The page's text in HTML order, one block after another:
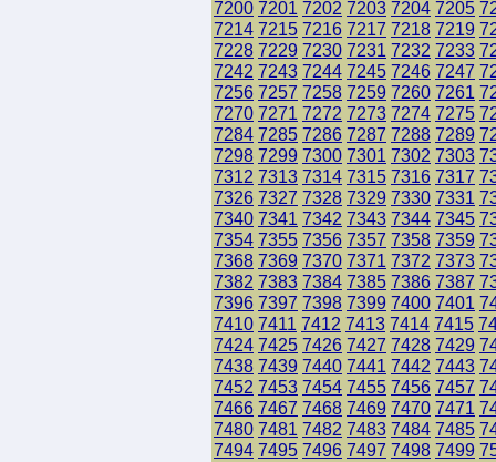
7200 7201 7202 7203 7204 7205
7214 7215 7216 7217 7218 7219
7228 7229 7230 7231 7232 7233
7242 7243 7244 7245 7246 7247
7256 7257 7258 7259 7260 7261
7270 7271 7272 7273 7274 7275
7284 7285 7286 7287 7288 7289
7298 7299 7300 7301 7302 7303
7312 7313 7314 7315 7316 7317
7326 7327 7328 7329 7330 7331
7340 7341 7342 7343 7344 7345
7354 7355 7356 7357 7358 7359
7368 7369 7370 7371 7372 7373
7382 7383 7384 7385 7386 7387
7396 7397 7398 7399 7400 7401
7410 7411 7412 7413 7414 7415
7424 7425 7426 7427 7428 7429
7438 7439 7440 7441 7442 7443
7452 7453 7454 7455 7456 7457
7466 7467 7468 7469 7470 7471
7480 7481 7482 7483 7484 7485
7494 7495 7496 7497 7498 7499